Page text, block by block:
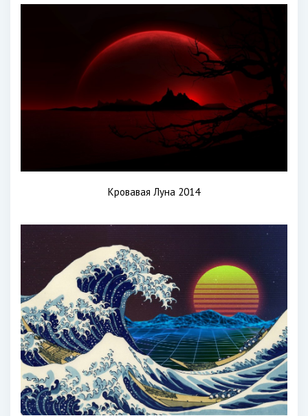
Кровавая Луна 2014